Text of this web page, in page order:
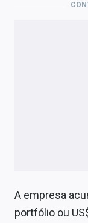
Tecnologia
A empresa
portfólio ou